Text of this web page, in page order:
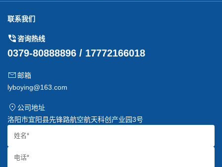
联系我们
咨询热线
0379-80888896 / 17772166018
邮箱
lyboying@163.com
公司地址
洛阳市宜阳县先锋路航空航天科创产业园3号